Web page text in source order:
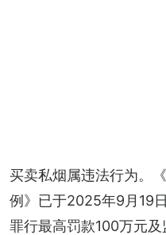
买卖私烟属违法行为。
例》已于2025年9月19
罪行最高罚款100万元